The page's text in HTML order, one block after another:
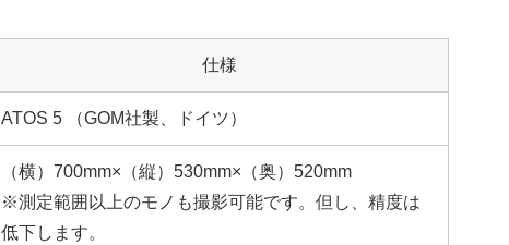
仕様
ATOS 5 （GOM社製、ドイツ）
（横）700mm×（縦）530mm×（奥）520mm
※測定範囲以上のモノも撮影可能です。但し、精度は
低下します。